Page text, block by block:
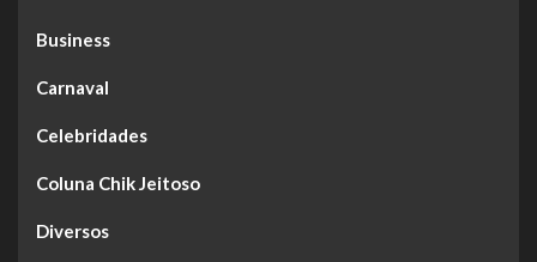
Business
Carnaval
Celebridades
Coluna Chik Jeitoso
Diversos